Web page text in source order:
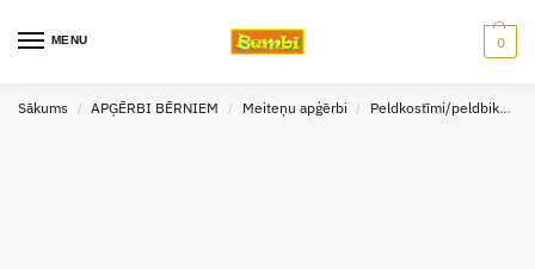
MENU 0
Sākums / APĢĒRBI BĒRNIEM / Meiteņu apģērbi / Peldkostīmi/peldbikses